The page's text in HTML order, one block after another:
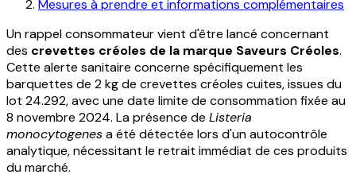
Mesures à prendre et informations complémentaires
Un rappel consommateur vient d'être lancé concernant
des crevettes créoles de la marque Saveurs Créoles.
Cette alerte sanitaire concerne spécifiquement les
barquettes de 2 kg de crevettes créoles cuites, issues du
lot 24.292, avec une date limite de consommation fixée au
8 novembre 2024. La présence de Listeria
monocytogenesa été détectée lors d'un autocontrôle
analytique, nécessitant le retrait immédiat de ces produits
du marché.